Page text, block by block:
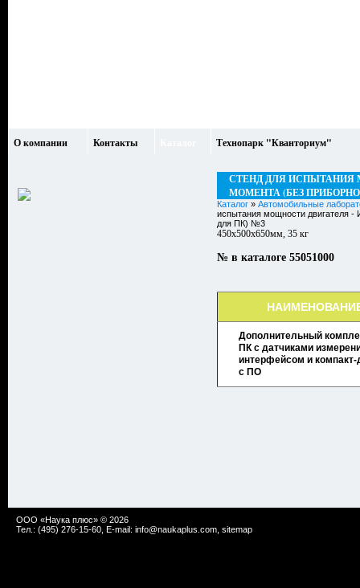
О компании Контакты Технопарк "Кванториум"
СТЕНД ДЛЯ ИСПЫТАНИЯ
МОМЕНТА (БЕЗ
Каталог » Автомобильные
испытания мощности
для ПК) №3
450х500х650мм, 35 кг
№ в каталоге 55051000
Дополнительный
ПК с датчиками
интерфейсом и компакт-
с ПО
ООО «Наука плюс» © 2026
Тел.: (495) 276-15-60, E-mail: info@naukaplus.com sitemap